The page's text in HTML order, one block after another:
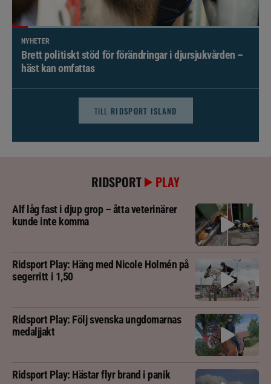
NYHETER
Brett politiskt stöd för förändringar i djursjukvården –
häst kan omfattas
TILL RIDSPORT ISLAND
RIDSPORT PLAY
Alf låg fast i djup grop – åtta veterinärer
kunde inte komma
Ridsport Play: Häng med Nicole Holmén på
segerritt i 1,50
Ridsport Play: Följ svenska ungdomarnas
medaljjakt
Ridsport Play: Hästar flyr brand i panik